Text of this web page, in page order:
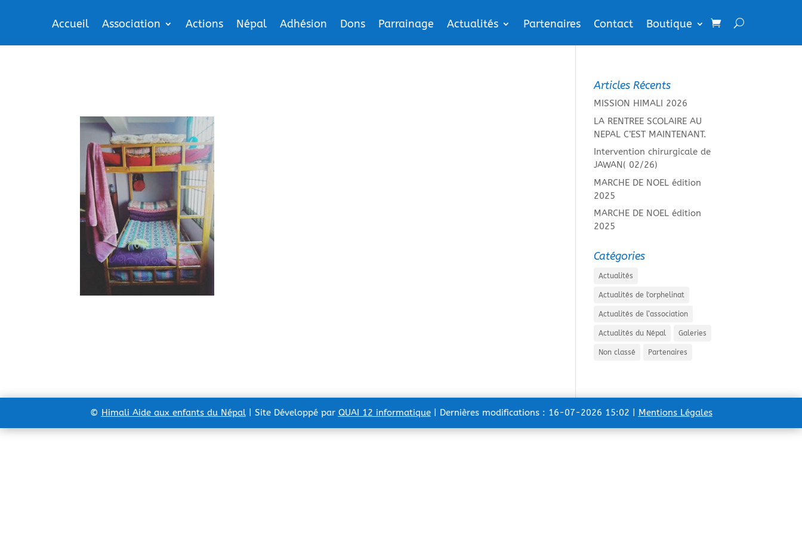
Accueil Association Actions Népal Adhésion Dons Parrainage Actualités Partenaires Contact Boutique
Articles Récents
MISSION HIMALI 2026
LA RENTREE SCOLAIRE AU
NEPAL C’EST MAINTENANT.
Intervention chirurgicale de
JAWAN( 02/26)
MARCHE DE NOEL édition
2025
MARCHE DE NOEL édition
2025
Catégories
Actualités
Actualités de l'orphelinat
Actualités de l’association
Actualités du Népal Galeries
Non classé Partenaires
© Himali Aide aux enfants du Népal | Site Développé par QUAI 12 informatique | Dernières modifications : 16-07-2026 15:02 | Mentions Légales